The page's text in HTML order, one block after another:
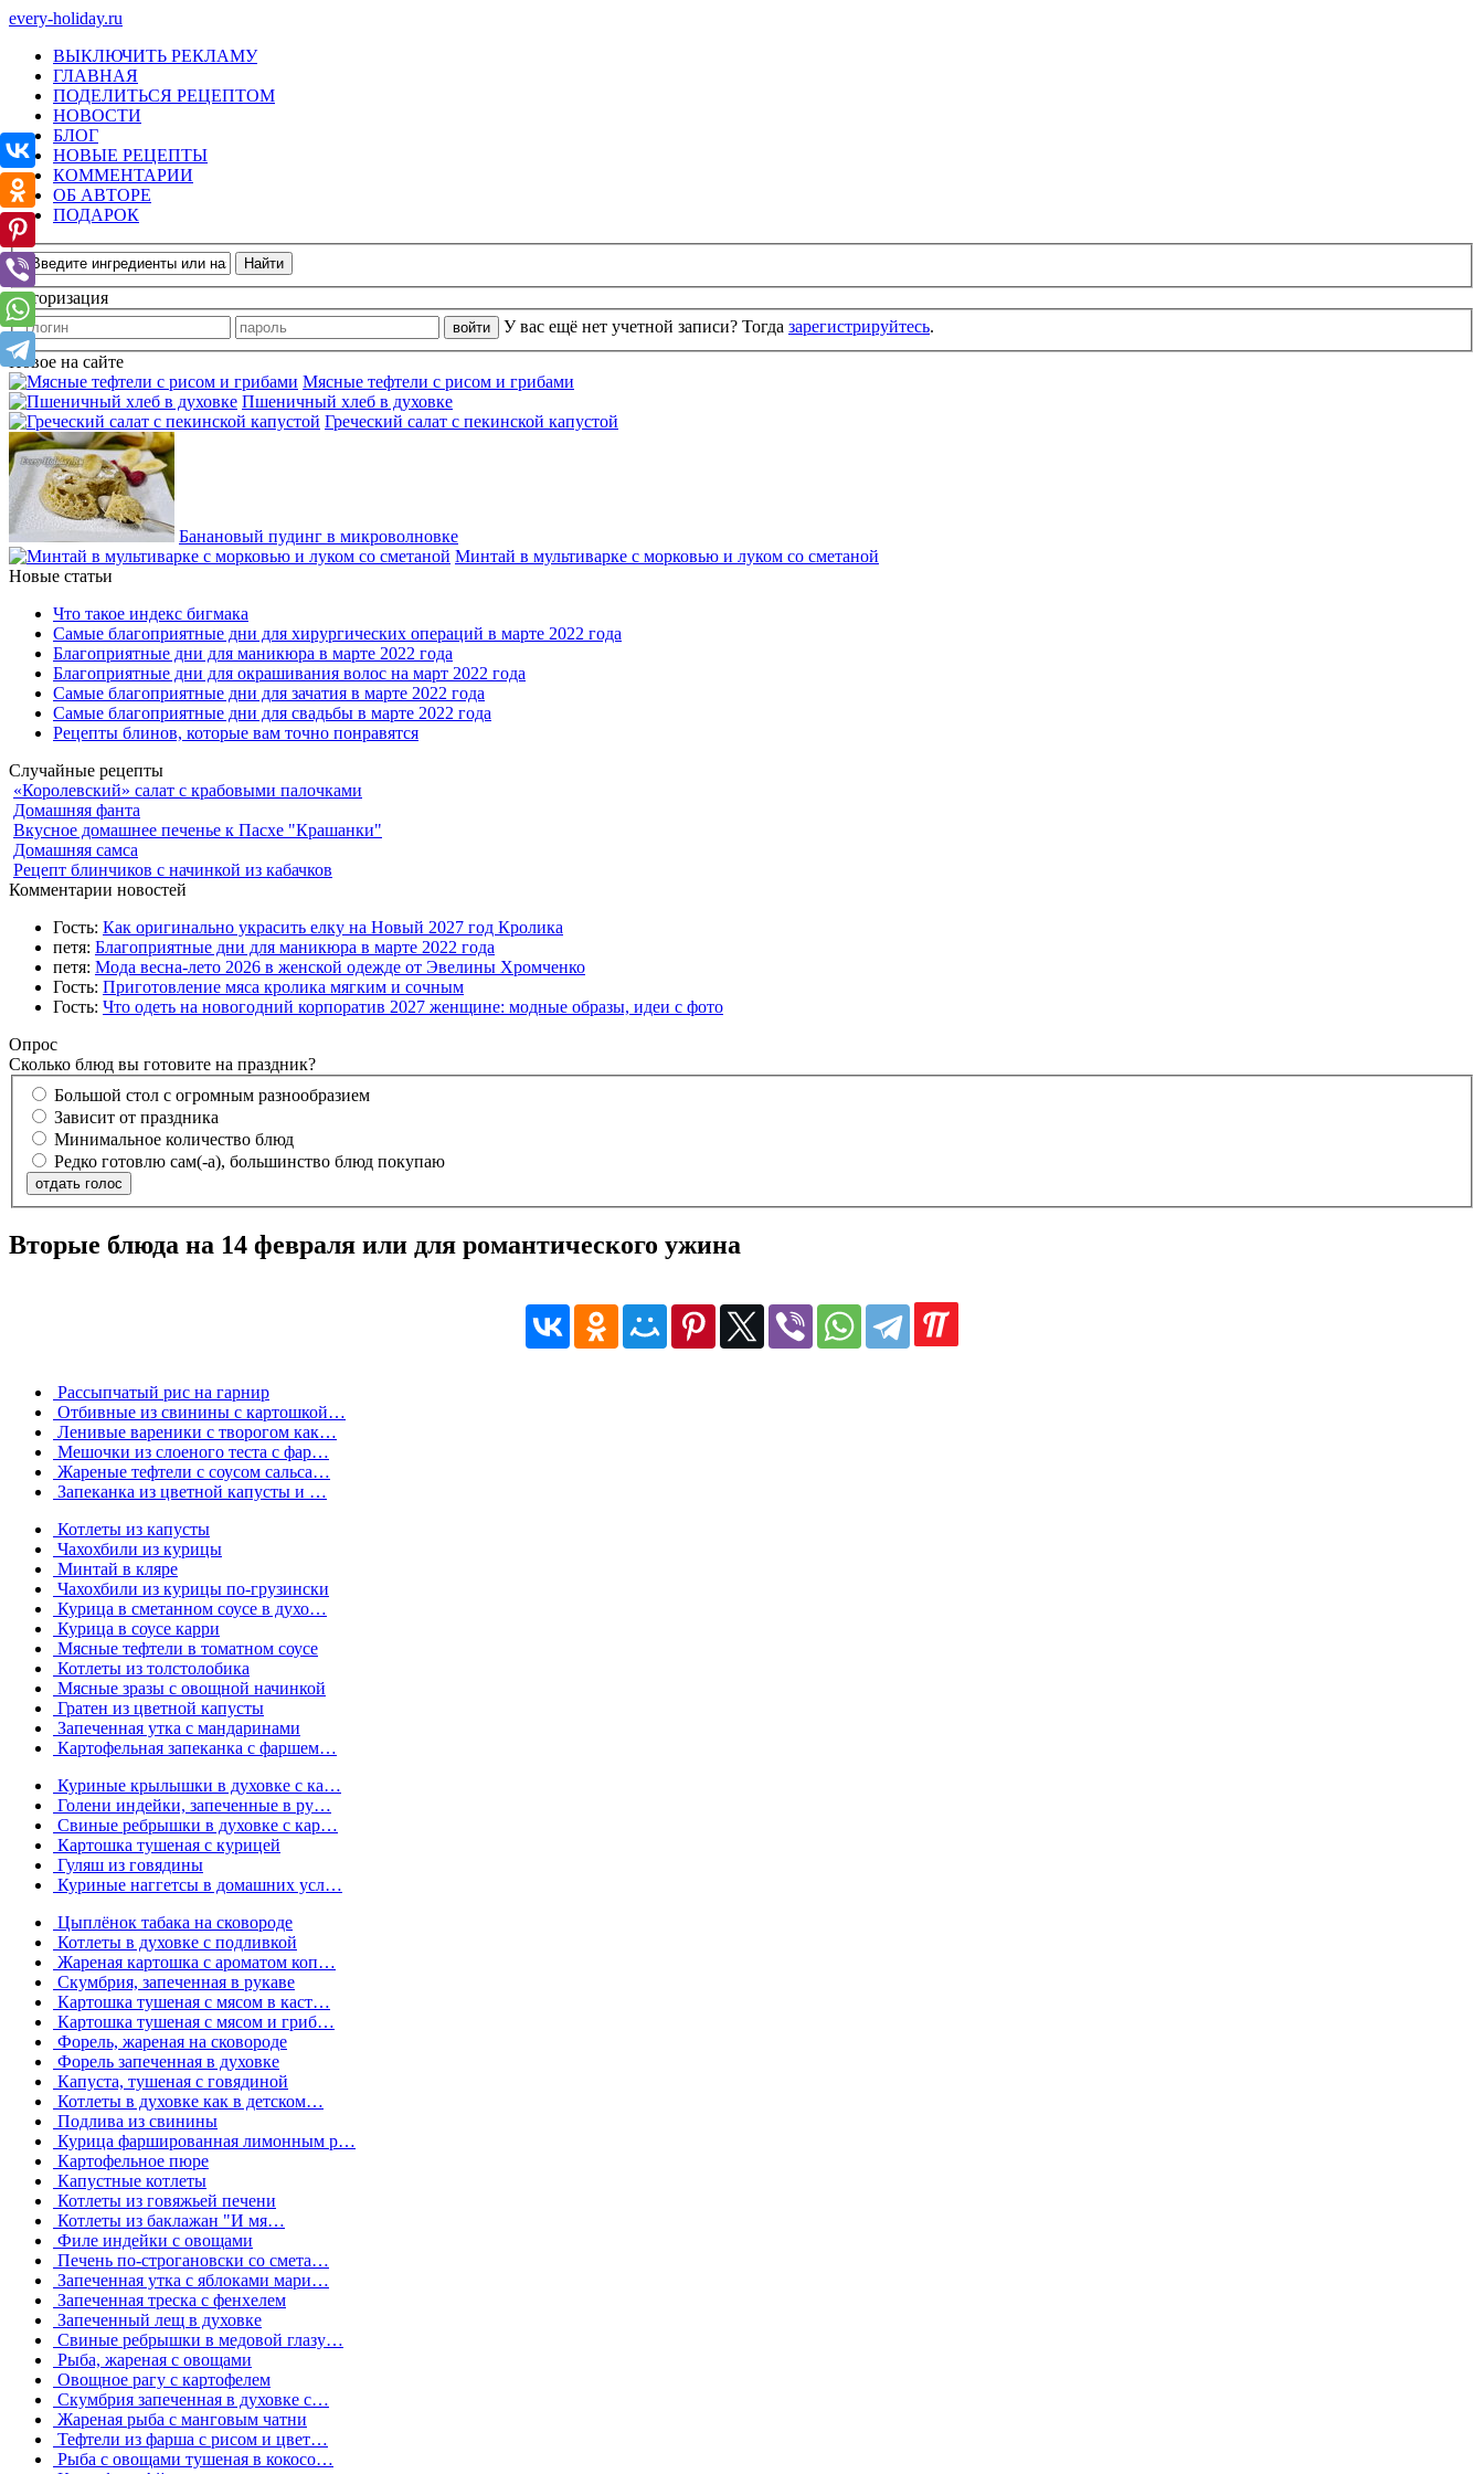
every-holiday.ru
ВЫКЛЮЧИТЬ РЕКЛАМУ
ГЛАВНАЯ
ПОДЕЛИТЬСЯ РЕЦЕПТОМ
НОВОСТИ
БЛОГ
НОВЫЕ РЕЦЕПТЫ
КОММЕНТАРИИ
ОБ АВТОРЕ
ПОДАРОК
Авторизация
У вас ещё нет учетной записи? Тогда зарегистрируйтесь.
Новое на сайте
Мясные тефтели с рисом и грибами
Пшеничный хлеб в духовке
Греческий салат с пекинской капустой
Банановый пудинг в микроволновке
Минтай в мультиварке с морковью и луком со сметаной
Новые статьи
Что такое индекс бигмака
Самые благоприятные дни для хирургических операций в марте 2022 года
Благоприятные дни для маникюра в марте 2022 года
Благоприятные дни для окрашивания волос на март 2022 года
Самые благоприятные дни для зачатия в марте 2022 года
Самые благоприятные дни для свадьбы в марте 2022 года
Рецепты блинов, которые вам точно понравятся
Случайные рецепты
«Королевский» салат с крабовыми палочками
Домашняя фанта
Вкусное домашнее печенье к Пасхе "Крашанки"
Домашняя самса
Рецепт блинчиков с начинкой из кабачков
Комментарии новостей
Гость: Как оригинально украсить елку на Новый 2027 год Кролика
петя: Благоприятные дни для маникюра в марте 2022 года
петя: Мода весна-лето 2026 в женской одежде от Эвелины Хромченко
Гость: Приготовление мяса кролика мягким и сочным
Гость: Что одеть на новогодний корпоратив 2027 женщине: модные образы, идеи с фото
Опрос
Сколько блюд вы готовите на праздник?
Большой стол с огромным разнообразием
Зависит от праздника
Минимальное количество блюд
Редко готовлю сам(-а), большинство блюд покупаю
отдать голос
Вторые блюда на 14 февраля или для романтического ужина
Рассыпчатый рис на гарнир
Отбивные из свинины с картошкой…
Ленивые вареники с творогом как…
Мешочки из слоеного теста с фар…
Жареные тефтели с соусом сальса…
Запеканка из цветной капусты и …
Котлеты из капусты
Чахохбили из курицы
Минтай в кляре
Чахохбили из курицы по-грузински
Курица в сметанном соусе в духо…
Курица в соусе карри
Мясные тефтели в томатном соусе
Котлеты из толстолобика
Мясные зразы с овощной начинкой
Гратен из цветной капусты
Запеченная утка с мандаринами
Картофельная запеканка с фаршем…
Куриные крылышки в духовке с ка…
Голени индейки, запеченные в ру…
Свиные ребрышки в духовке с кар…
Картошка тушеная с курицей
Гуляш из говядины
Куриные наггетсы в домашних усл…
Цыплёнок табака на сковороде
Котлеты в духовке с подливкой
Жареная картошка с ароматом коп…
Скумбрия, запеченная в рукаве
Картошка тушеная с мясом в каст…
Картошка тушеная с мясом и гриб…
Форель, жареная на сковороде
Форель запеченная в духовке
Капуста, тушеная с говядиной
Котлеты в духовке как в детском…
Подлива из свинины
Курица фаршированная лимонным р…
Картофельное пюре
Капустные котлеты
Котлеты из говяжьей печени
Котлеты из баклажан "И мя…
Филе индейки с овощами
Печень по-строгановски со смета…
Запеченная утка с яблоками мари…
Запеченная треска с фенхелем
Запеченный лещ в духовке
Свиные ребрышки в медовой глазу…
Рыба, жареная с овощами
Овощное рагу с картофелем
Скумбрия запеченная в духовке с…
Жареная рыба с манговым чатни
Тефтели из фарша с рисом и цвет…
Рыба с овощами тушеная в кокосо…